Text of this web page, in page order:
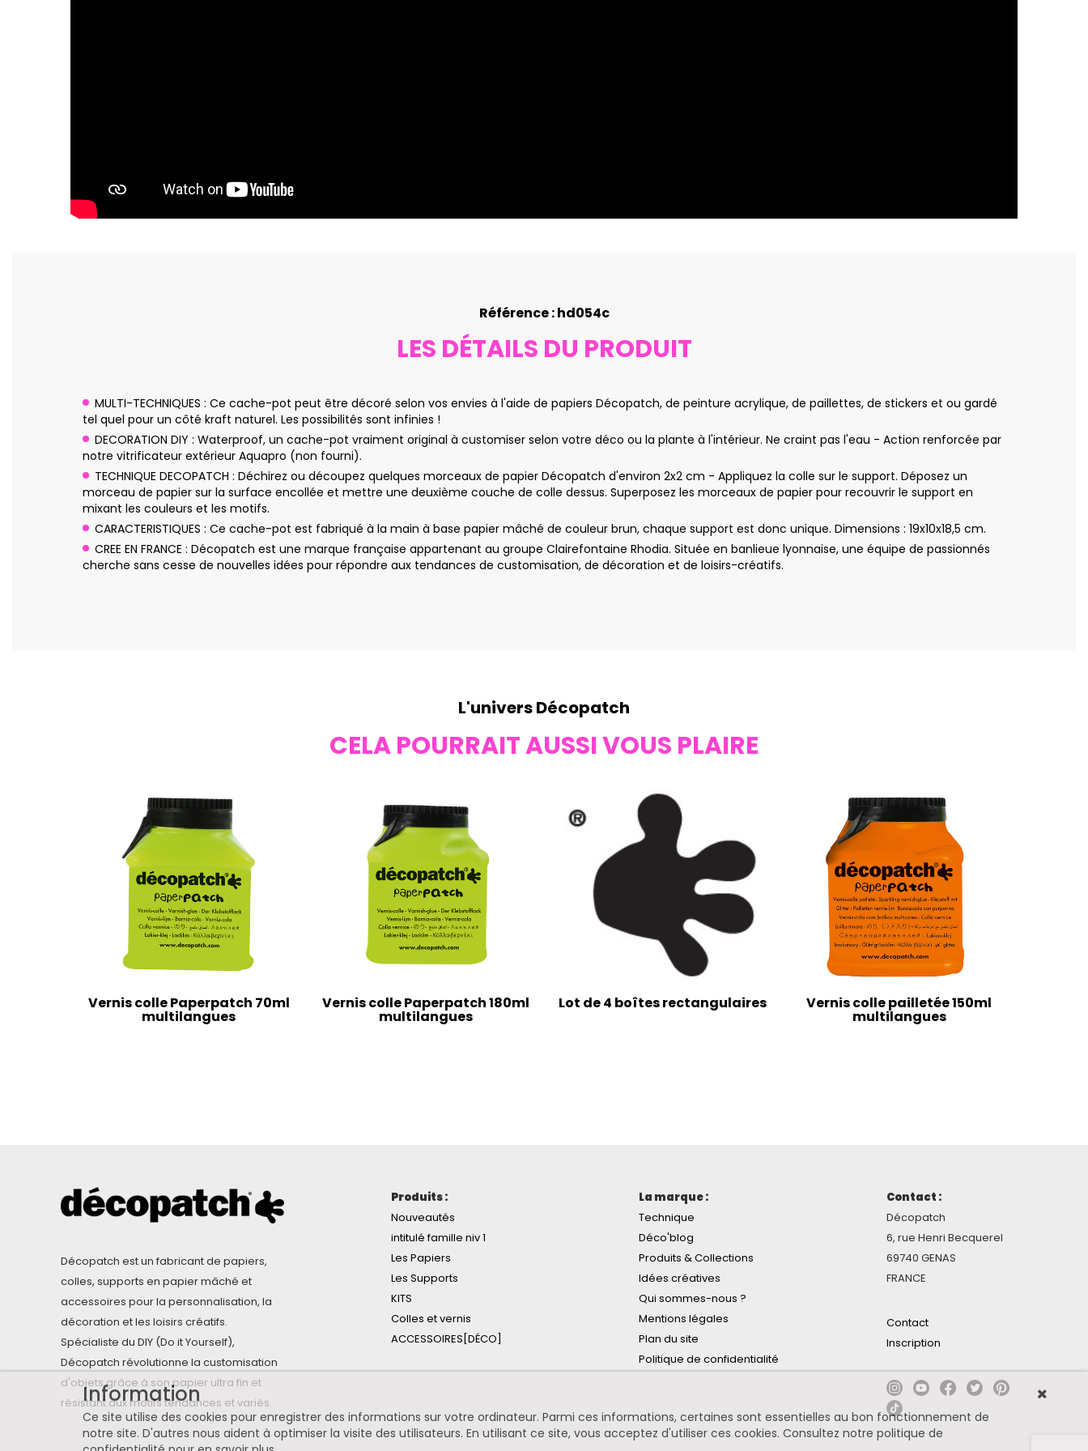
Référence : hd054c
LES DÉTAILS DU PRODUIT
MULTI-TECHNIQUES : Ce cache-pot peut être décoré selon vos envies à l'aide de papiers Décopatch, de peinture acrylique, de paillettes, de stickers et ou gardé
tel quel pour un côté kraft naturel. Les possibilités sont infinies !
DECORATION DIY : Waterproof, un cache-pot vraiment original à customiser selon votre déco ou la plante à l'intérieur. Ne craint pas l'eau - Action renforcée par
notre vitrificateur extérieur Aquapro (non fourni).
TECHNIQUE DECOPATCH : Déchirez ou découpez quelques morceaux de papier Décopatch d'environ 2x2 cm - Appliquez la colle sur le support. Déposez un
morceau de papier sur la surface encollée et mettre une deuxième couche de colle dessus. Superposez les morceaux de papier pour recouvrir le support en
mixant les couleurs et les motifs.
CARACTERISTIQUES : Ce cache-pot est fabriqué à la main à base papier mâché de couleur brun, chaque support est donc unique. Dimensions : 19x10x18,5 cm.
CREE EN FRANCE : Décopatch est une marque française appartenant au groupe Clairefontaine Rhodia. Située en banlieue lyonnaise, une équipe de passionnés
cherche sans cesse de nouvelles idées pour répondre aux tendances de customisation, de décoration et de loisirs-créatifs.
L'univers Décopatch
CELA POURRAIT AUSSI VOUS PLAIRE
Vernis colle Paperpatch 70ml
multilangues
Vernis colle Paperpatch 180ml
multilangues
Lot de 4 boîtes rectangulaires Vernis colle pailletée 150ml
multilangues
Décopatch est un fabricant de papiers,
colles, supports en papier mâché et
accessoires pour la personnalisation, la
décoration et les loisirs créatifs.
Spécialiste du DIY (Do it Yourself),
Décopatch révolutionne la customisation
d'objets grâce à son papier ultra fin et
résistant aux motifs tendances et variés.
Produits :
Nouveautés
intitulé famille niv 1
Les Papiers
Les Supports
KITS
Colles et vernis
ACCESSOIRES[DÉCO]
La marque :
Technique
Déco'blog
Produits & Collections
Idées créatives
Qui sommes-nous ?
Mentions légales
Plan du site
Politique de confidentialité
Contact :
Décopatch
6, rue Henri Becquerel
69740 GENAS
FRANCE
Contact
Inscription
Information
Ce site utilise des cookies pour enregistrer des informations sur votre ordinateur. Parmi ces informations, certaines sont essentielles au bon fonctionnement de
notre site. D'autres nous aident à optimiser la visite des utilisateurs. En utilisant ce site, vous acceptez d'utiliser ces cookies. Consultez notre politique de